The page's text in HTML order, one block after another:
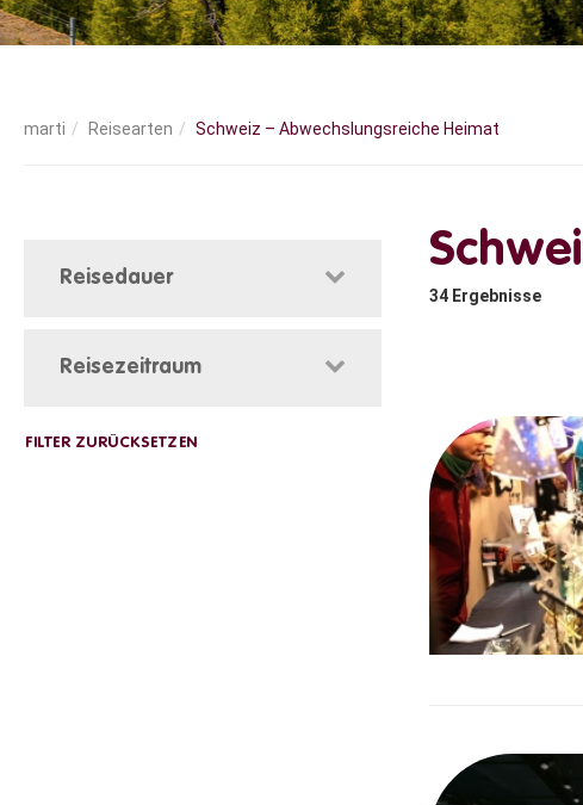
Reisearten Schweiz – Abwechslungsreiche Heimat
Reisedauer
Reisezeitraum
34 Ergebnisse